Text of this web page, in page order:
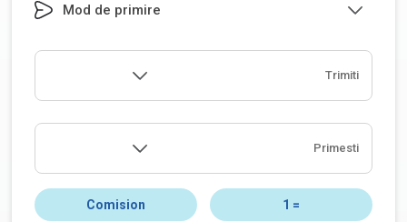
Mod de primire
Trimiti
Primesti
Comision 1 =